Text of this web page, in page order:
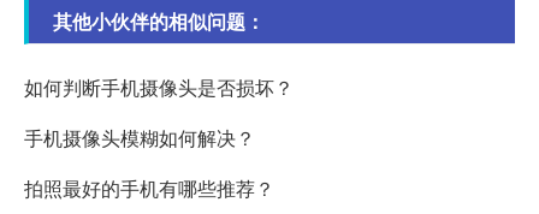
其他小伙伴的相似问题：
如何判断手机摄像头是否损坏？
手机摄像头模糊如何解决？
拍照最好的手机有哪些推荐？